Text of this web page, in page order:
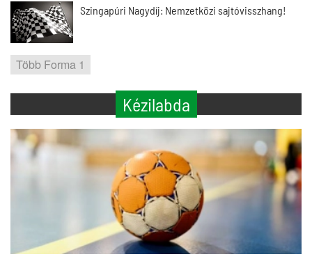
Szingapúri Nagydíj: Nemzetközi sajtóvisszhang!
Több Forma 1
Kézilabda